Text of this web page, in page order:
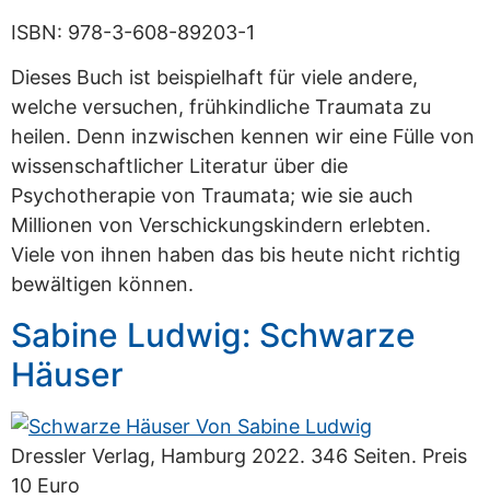
ISBN: 978-3-608-89203-1
Dieses Buch ist beispielhaft für viele andere,
welche versuchen, frühkindliche Traumata zu
heilen. Denn inzwischen kennen wir eine Fülle von
wissenschaftlicher Literatur über die
Psychotherapie von Traumata; wie sie auch
Millionen von Verschickungskindern erlebten.
Viele von ihnen haben das bis heute nicht richtig
bewältigen können.
Sabine Ludwig: Schwarze
Häuser
Dressler Verlag, Hamburg 2022. 346 Seiten. Preis
10 Euro